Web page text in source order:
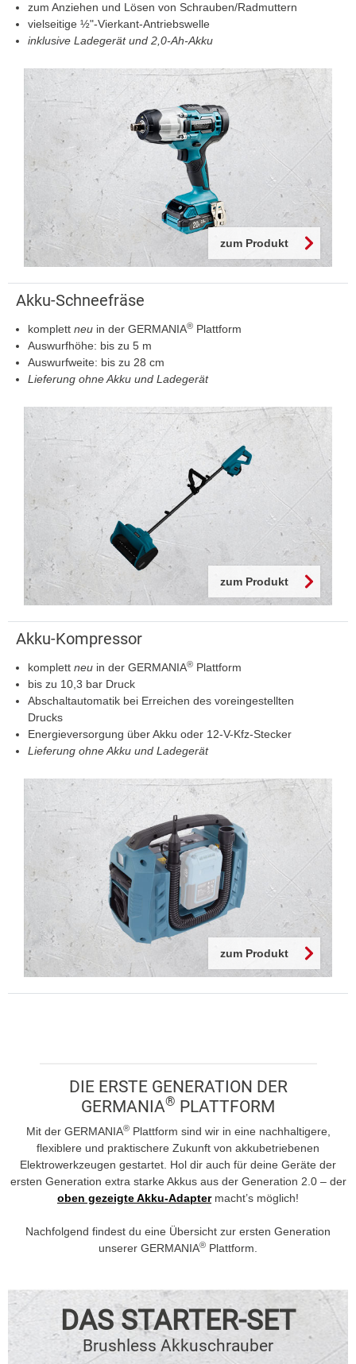
zum Anziehen und Lösen von Schrauben/Radmuttern
vielseitige ½"-Vierkant-Antriebswelle
inklusive Ladegerät und 2,0-Ah-Akku
zum Produkt
Akku-Schneefräse
komplett neu in der GERMANIA® Plattform
Auswurfhöhe: bis zu 5 m
Auswurfweite: bis zu 28 cm
Lieferung ohne Akku und Ladegerät
zum Produkt
Akku-Kompressor
komplett neu in der GERMANIA® Plattform
bis zu 10,3 bar Druck
Abschaltautomatik bei Erreichen des voreingestellten
Drucks
Energieversorgung über Akku oder 12-V-Kfz-Stecker
Lieferung ohne Akku und Ladegerät
zum Produkt
DIE ERSTE GENERATION DER
GERMANIA® PLATTFORM
Mit der GERMANIA®Plattform sind wir in eine nachhaltigere,
flexiblere und praktischere Zukunft von akkubetriebenen
Elektrowerkzeugen gestartet. Hol dir auch für deine Geräte der
ersten Generation extra starke Akkus aus der Generation 2.0 – der
oben gezeigte Akku-Adaptermacht’s möglich!
Nachfolgend findest du eine Übersicht zur ersten Generation
unserer GERMANIA® Plattform.
DAS STARTER-SET
Brushless Akkuschrauber